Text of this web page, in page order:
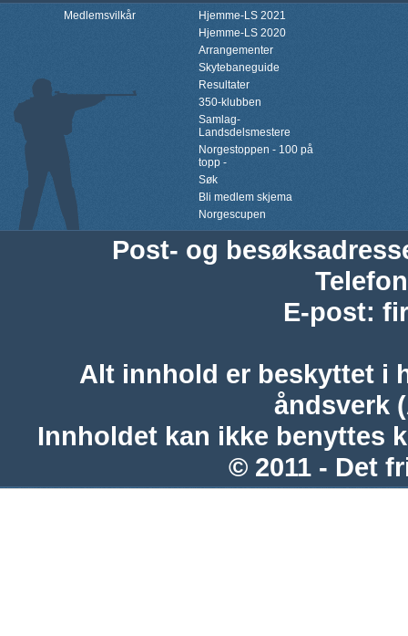
Medlemsvilkår
Hjemme-LS 2021
Hjemme-LS 2020
Arrangementer
Skytebaneguide
Resultater
350-klubben
Samlag-
Landsdelsmestere
Norgestoppen - 100 på
topp -
Søk
Bli medlem skjema
Norgescupen
Post- og
Telefon
E-post:
Alt innhold er beskyttet i
åndsverk
Innholdet kan ikke benyttes
© 2011 - Det